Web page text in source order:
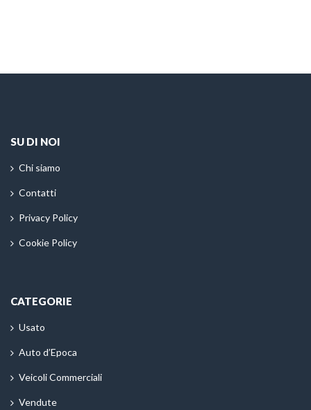
SU DI NOI
Chi siamo
Contatti
Privacy Policy
Cookie Policy
CATEGORIE
Usato
Auto d’Epoca
Veicoli Commerciali
Vendute